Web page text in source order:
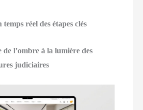
temps réel des étapes clés
de l’ombre à la lumière des
judiciaires